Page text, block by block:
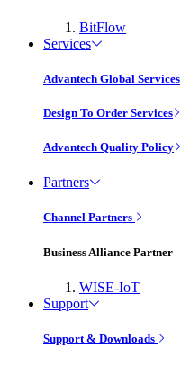
BitFlow
Services
Advantech Global Services
Design To Order Services
Advantech Quality Policy
Partners
Channel Partners
Business Alliance Partner
WISE-IoT
Support
Support & Downloads